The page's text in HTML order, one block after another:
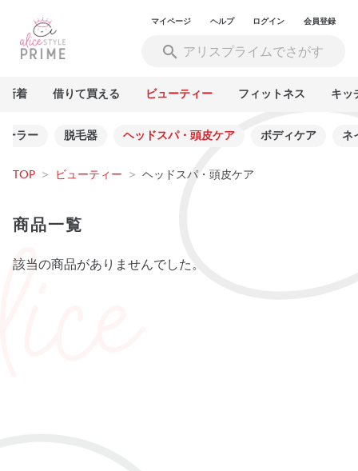
マイページ ヘルプ ログイン 会員登録
新着 借りて買える ビューティー フィットネス キッ
ーラー 脱毛器 ヘッドスパ・頭皮ケア ボディケア ネ
TOP > ビューティー > ヘッドスパ・頭皮ケア
商品一覧
該当の商品がありませんでした。